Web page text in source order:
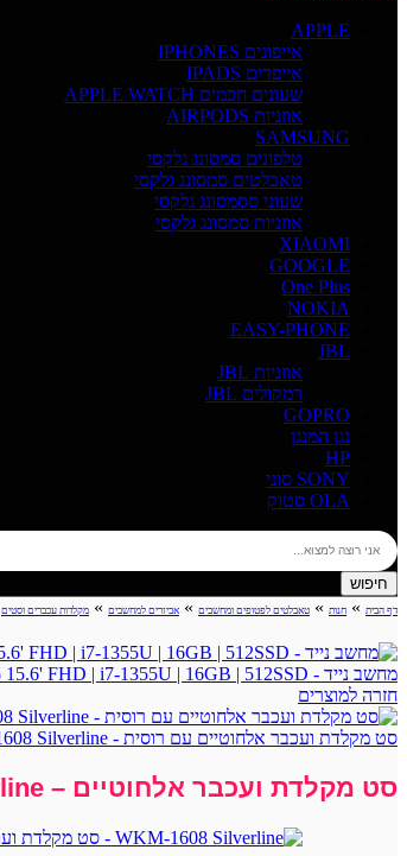
APPLE
אייפונים IPHONES
אייפדים IPADS
שעונים חכמים APPLE WATCH
אוזניות AIRPODS
SAMSUNG
טלפונים סמסונג גלקסי
טאבלטים סמסונג גלקסי
שעוני ססמסונג גלקסי
אוזניות סמסונג גלקסי
XIAOMI
GOOGLE
One Plus
NOKIA
EASY-PHONE
JBL
אוזניות JBL
רמקולים JBL
GOPRO
נגן המנגן
HP
SONY סוני
OLA סטוק
חיפוש
דף הבית » חנות » טאבלטים לפטופים ומחשבים » אביזרים למחשבים » מקלדות עכברים וסטים
מחשב נייד - HP NoteBook 15 15.6' FHD | i7-1355U | 16GB | 512SSD - שחור
חזרה למוצרים
סט מקלדת ועכבר אלחוטיים עם רוסית - WKM-1608 Silverline
סט מקלדת ועכבר אלחוטיים – WKM-1608 Silverline